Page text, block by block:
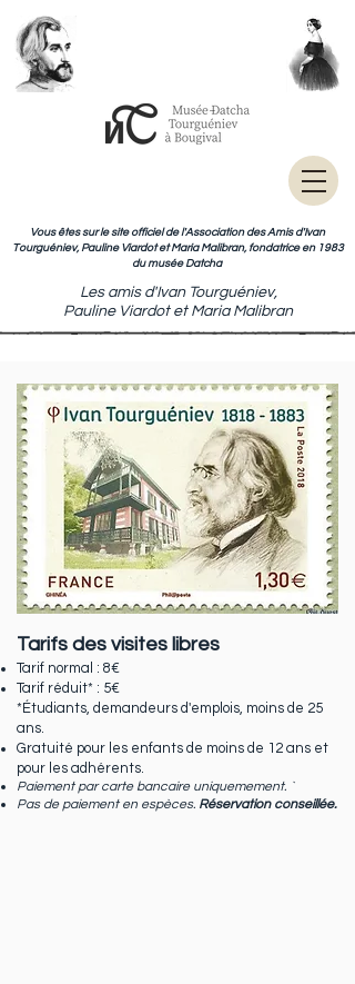
Vous êtes sur le site officiel de l'Association des Amis d'Ivan
Tourguéniev, Pauline Viardot et Maria Malibran, fondatrice en 1983
du musée Datcha
Les amis d'Ivan Tourguéniev,
Pauline Viardot et Maria Malibran
Tarifs des visites libres
Tarif normal : 8€
Tarif réduit* : 5€
*Étudiants, demandeurs d'emplois, moins de 25
ans.
Gratuité pour les enfants de moins de 12 ans et
pour les adhérents.
Paiement par carte bancaire uniquemement. `
Pas de paiement en espèces. Réservation conseillée.